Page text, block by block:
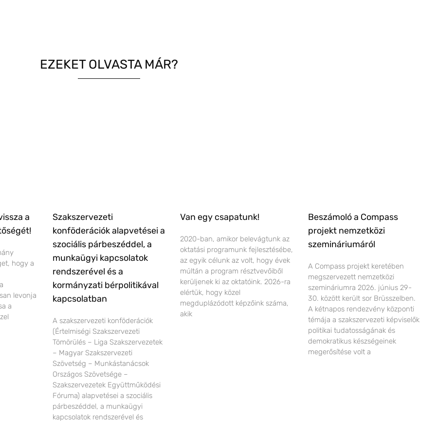
EZEKET OLVASTA MÁR?
a
hogy a
levonja
a
Szakszervezeti
konföderációk alapvetései a
szociális párbeszéddel, a
munkaügyi kapcsolatok
rendszerével és a
kormányzati bérpolitikával
kapcsolatban
A szakszervezeti konföderációk
(Értelmiségi Szakszervezeti
Tömörülés – Liga Szakszervezetek
– Magyar Szakszervezeti
Szövetség – Munkástanácsok
Országos Szövetsége –
Szakszervezetek Együttműködési
Fóruma) alapvetései a szociális
párbeszéddel, a munkaügyi
kapcsolatok rendszerével és
Van egy csapatunk!
2020-ban, amikor belevágtunk az
oktatási programunk fejlesztésébe,
az egyik célunk az volt, hogy évek
múltán a program résztvevőiből
kerüljenek ki az oktatóink. 2026-ra
elértük, hogy közel
megduplázódott képzőink száma,
akik
Beszámoló a Compass
projekt nemzetközi
szemináriumáról
A Compass projekt keretében
megszervezett nemzetközi
szemináriumra 2026. június 29-
30. között került sor Brüsszelben.
A kétnapos rendezvény központi
témája a szakszervezeti képviselők
politikai tudatosságának és
demokratikus készségeinek
megerősítése volt a